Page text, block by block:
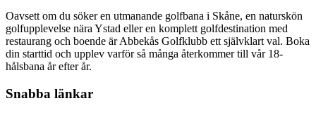
Oavsett om du söker en utmanande golfbana i Skåne, en naturskön
golfupplevelse nära Ystad eller en komplett golfdestination med
restaurang och boende är Abbekås Golfklubb ett självklart val. Boka
din starttid och upplev varför så många återkommer till vår 18-
hålsbana år efter år.
Snabba länkar